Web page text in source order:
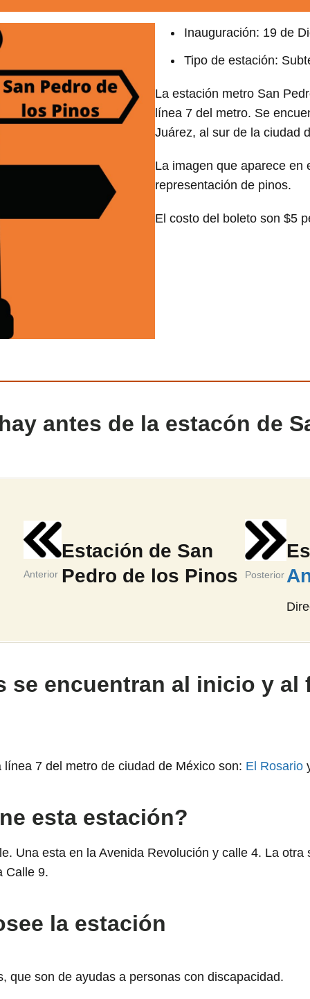
Inauguración: 19 de
Tipo de estación:
La estación metro San
línea 7 del metro. Se
Juárez, al sur de la ciudad
La imagen que aparece en
representación de pinos.
El costo del boleto son $5
antes de la estacón de
Anterior
Estación de San
Pedro de los Pinos
Posterior
se encuentran al inicio y al
7 del metro de ciudad de México son: El Rosario
esta estación?
Una esta en la Avenida Revolución y calle 4. La
Calle 9.
la estación
que son de ayudas a personas con discapacidad.